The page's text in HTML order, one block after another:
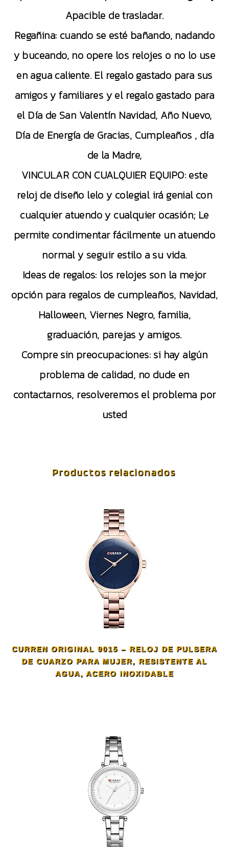
Apacible de trasladar.
Regañina: cuando se esté bañando, nadando
y buceando, no opere los relojes o no lo use
en agua caliente. El regalo gastado para sus
amigos y familiares y el regalo gastado para
el Día de San Valentín Navidad, Año Nuevo,
Día de Energía de Gracias, Cumpleaños , día
de la Madre,
VINCULAR CON CUALQUIER EQUIPO: este
reloj de diseño lelo y colegial irá genial con
cualquier atuendo y cualquier ocasión; Le
permite condimentar fácilmente un atuendo
normal y seguir estilo a su vida.
Ideas de regalos: los relojes son la mejor
opción para regalos de cumpleaños, Navidad,
Halloween, Viernes Negro, familia,
graduación, parejas y amigos.
Compre sin preocupaciones: si hay algún
problema de calidad, no dude en
contactarnos, resolveremos el problema por
usted
Productos relacionados
CURREN ORIGINAL 9015 – RELOJ DE PULSERA
DE CUARZO PARA MUJER, RESISTENTE AL
AGUA, ACERO INOXIDABLE